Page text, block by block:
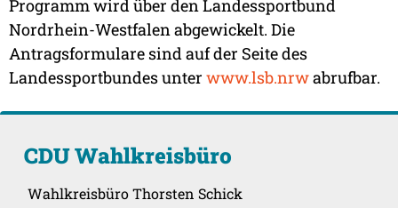
Programm wird über den Landessportbund
Nordrhein-Westfalen abgewickelt. Die
Antragsformulare sind auf der Seite des
Landessportbundes unter www.lsb.nrwabrufbar.
CDU Wahlkreisbüro
Wahlkreisbüro Thorsten Schick